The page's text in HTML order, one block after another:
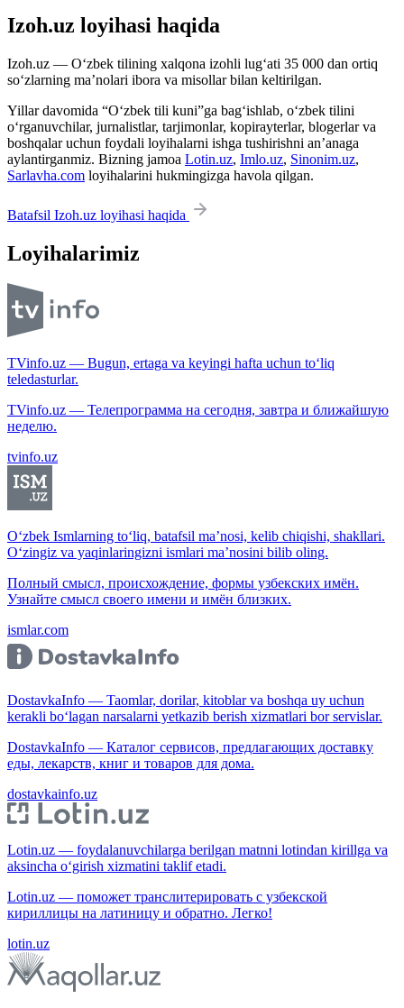
Izoh.uz loyihasi haqida
Izoh.uz — O‘zbek tilining xalqona izohli lug‘ati 35 000 dan ortiq
so‘zlarning ma’nolari ibora va misollar bilan keltirilgan.
Yillar davomida “O‘zbek tili kuni”ga bag‘ishlab, o‘zbek tilini
o‘rganuvchilar, jurnalistlar, tarjimonlar, kopirayterlar, blogerlar va
boshqalar uchun foydali loyihalarni ishga tushirishni an’anaga
aylantirganmiz. Bizning jamoa Lotin.uz, Imlo.uz, Sinonim.uz,
Sarlavha.com loyihalarini hukmingizga havola qilgan.
Batafsil Izoh.uz loyihasi haqida
Loyihalarimiz
TVinfo.uz — Bugun, ertaga va keyingi hafta uchun to‘liq
teledasturlar.
TVinfo.uz — Телепрограмма на сегодня, завтра и ближайшую
неделю.
tvinfo.uz
O‘zbek Ismlarning to‘liq, batafsil ma’nosi, kelib chiqishi, shakllari.
O‘zingiz va yaqinlaringizni ismlari ma’nosini bilib oling.
Полный смысл, происхождение, формы узбекских имён.
Узнайте смысл своего имени и имён близких.
ismlar.com
DostavkaInfo — Taomlar, dorilar, kitoblar va boshqa uy uchun
kerakli bo‘lagan narsalarni yetkazib berish xizmatlari bor servislar.
DostavkaInfo — Каталог сервисов, предлагающих доставку
еды, лекарств, книг и товаров для дома.
dostavkainfo.uz
Lotin.uz — foydalanuvchilarga berilgan matnni lotindan kirillga va
aksincha o‘girish xizmatini taklif etadi.
Lotin.uz — поможет транслитерировать с узбекской
кириллицы на латиницу и обратно. Легко!
lotin.uz